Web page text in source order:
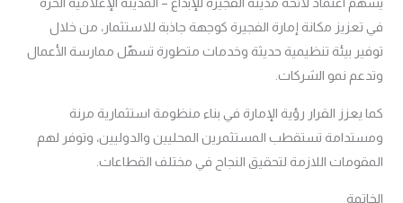
يسهم اعتماد لائحة مدينة الفجيرة للإبداع – المدينة الإعلامية الحرة
في تعزيز مكانة إمارة الفجيرة كوجهة جاذبة للاستثمار، من خلال
توفير بيئة تنظيمية حديثة وخدمات متطورة تسهّل ممارسة الأعمال
وتدعم نمو الشركات.
كما يعزز القرار رؤية الإمارة في بناء منظومة استثمارية مرنة
ومستدامة تستقطب المستثمرين المحليين والدوليين، وتوفر لهم
المقومات اللازمة لتحقيق النجاح في مختلف القطاعات.
الخاتمة